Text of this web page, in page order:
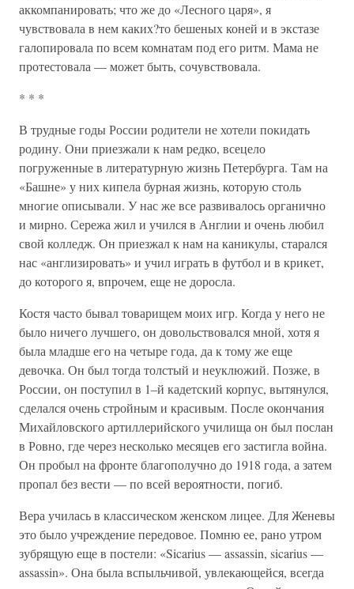
аккомпанировать; что же до «Лесного царя», я
чувствовала в нем каких?то бешеных коней и в экстазе
галопировала по всем комнатам под его ритм. Мама не
протестовала — может быть, сочувствовала.
* * *
В трудные годы России родители не хотели покидать
родину. Они приезжали к нам редко, всецело
погруженные в литературную жизнь Петербурга. Там на
«Башне» у них кипела бурная жизнь, которую столь
многие описывали. У нас же все развивалось органично
и мирно. Сережа жил и учился в Англии и очень любил
свой колледж. Он приезжал к нам на каникулы, старался
нас «англизировать» и учил играть в футбол и в крикет,
до которого я, впрочем, еще не доросла.
Костя часто бывал товарищем моих игр. Когда у него не
было ничего лучшего, он довольствовался мной, хотя я
была младше его на четыре года, да к тому же еще
девочка. Он был тогда толстый и неуклюжий. Позже, в
России, он поступил в 1–й кадетский корпус, вытянулся,
сделался очень стройным и красивым. После окончания
Михайловского артиллерийского училища он был послан
в Ровно, где через несколько месяцев его застигла война.
Он пробыл на фронте благополучно до 1918 года, а затем
пропал без вести — по всей вероятности, погиб.
Вера училась в классическом женском лицее. Для Женевы
это было учреждение передовое. Помню ее, рано утром
зубрящую еще в постели: «Sicarius — assassin, sicarius —
assassin». Она была вспыльчивой, увлекающейся, всегда